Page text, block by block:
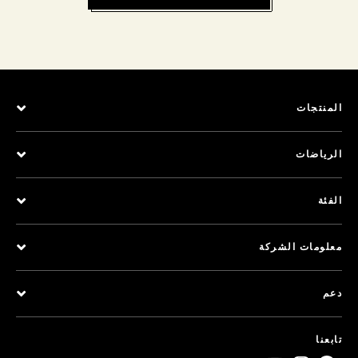
المنتجات
الرياضات
الفئة
معلومات الشركة
دعم
تابعنا